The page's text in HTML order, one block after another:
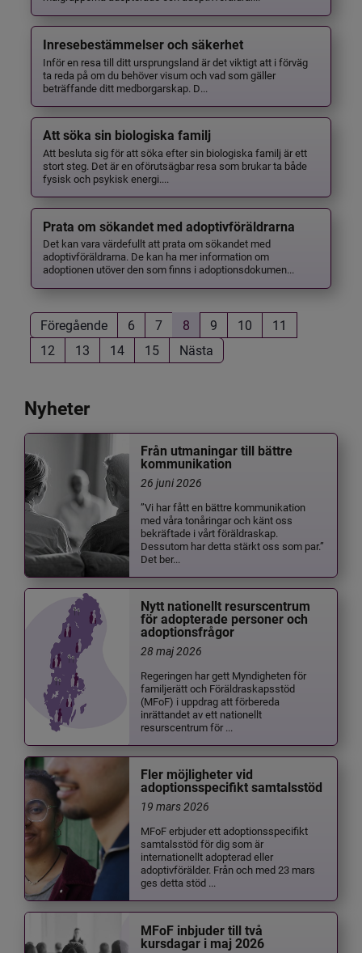
Inresebestämmelser och säkerhet
Inför en resa till ditt ursprungsland är det viktigt att i förväg
ta reda på om du behöver visum och vad som gäller
beträffande ditt medborgarskap. D...
Att söka sin biologiska familj
Att besluta sig för att söka efter sin biologiska familj är ett
stort steg. Det är en oförutsägbar resa som brukar ta både
fysisk och psykisk energi....
Prata om sökandet med adoptivföräldrarna
Det kan vara värdefullt att prata om sökandet med
adoptivföräldrarna. De kan ha mer information om
adoptionen utöver den som finns i adoptionsdokumen...
Föregående 6 7 8 9 10
11
12
13 14 15 Nästa
Nyheter
Från utmaningar till bättre
kommunikation
26 juni 2026
”Vi har fått en bättre kommunikation
med våra tonåringar och känt oss
bekräftade i vårt föräldraskap.
Dessutom har detta stärkt oss som par.”
Det ber...
Nytt nationellt resurscentrum
för adopterade personer och
adoptionsfrågor
28 maj 2026
Regeringen har gett Myndigheten för
familjerätt och Föräldraskapsstöd
(MFoF) i uppdrag att förbereda
inrättandet av ett nationellt
resurscentrum för ...
Fler möjligheter vid
adoptionsspecifikt samtalsstöd
19 mars 2026
MFoF erbjuder ett adoptionsspecifikt
samtalsstöd för dig som är
internationellt adopterad eller
adoptivförälder. Från och med 23 mars
ges detta stöd ...
MFoF inbjuder till två
kursdagar i maj 2026